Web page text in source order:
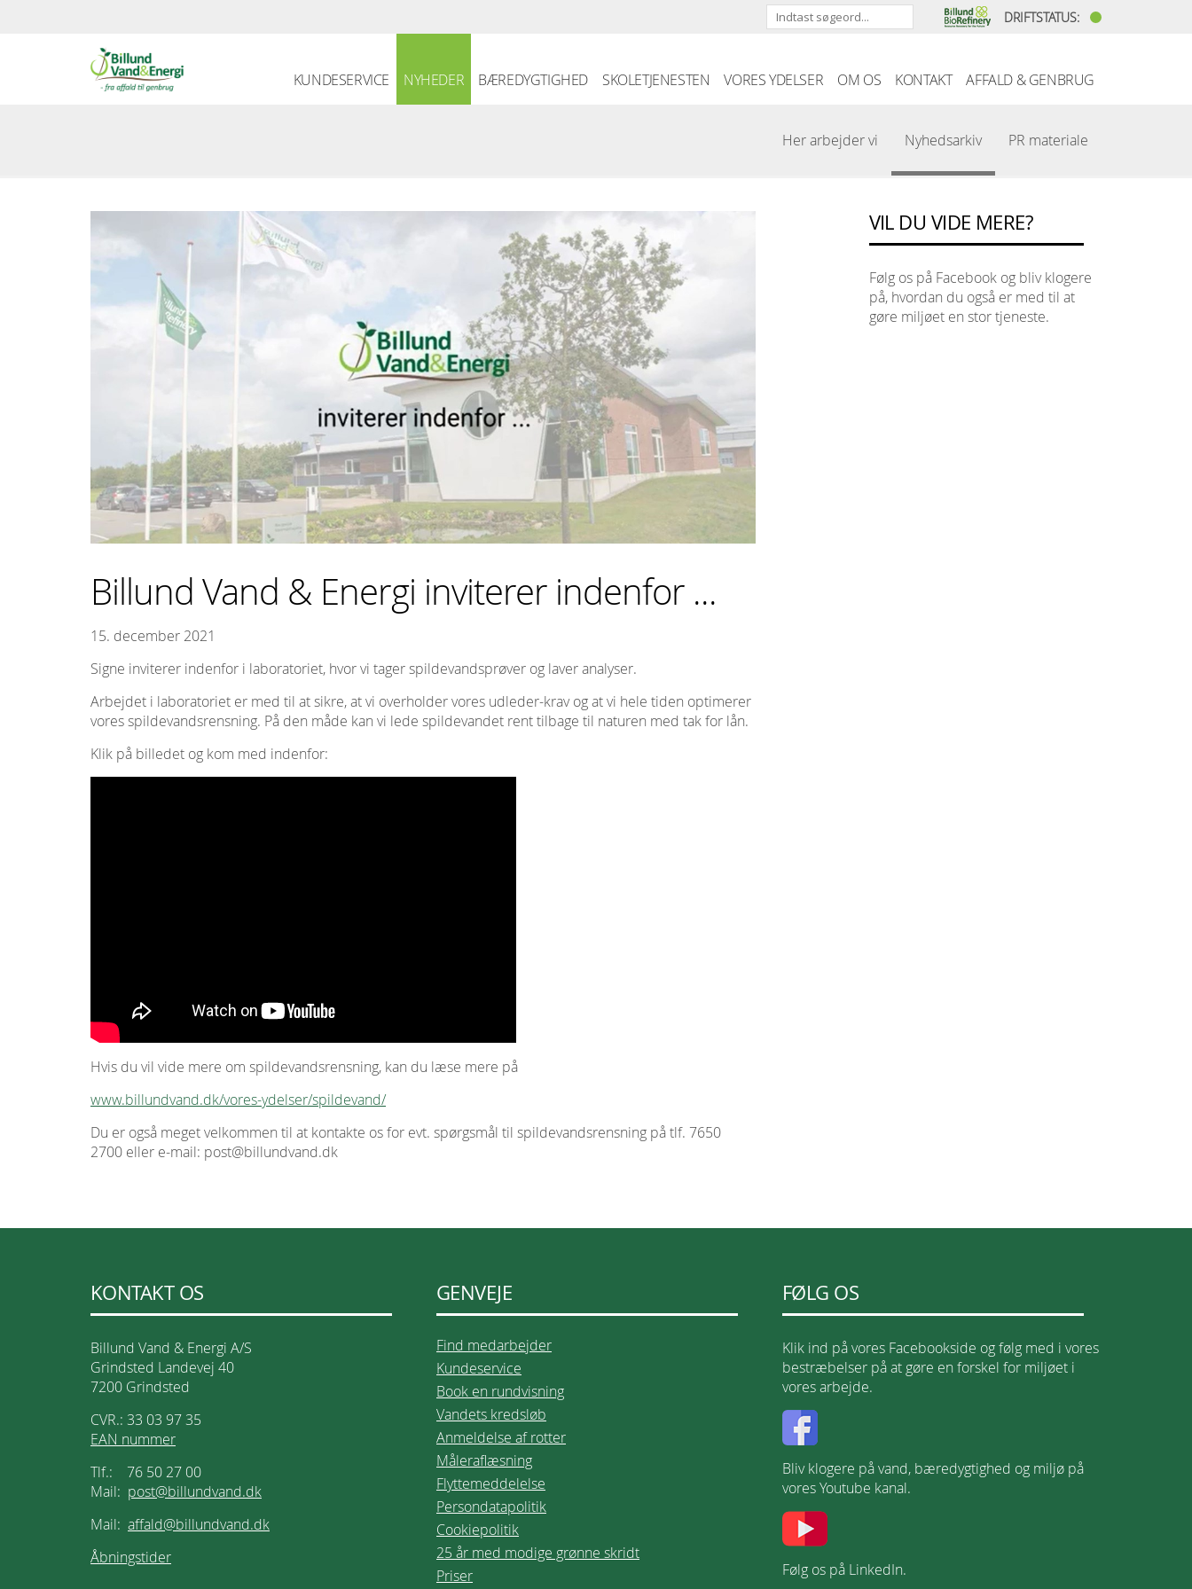
DRIFTSTATUS:
KUNDESERVICE NYHEDER BÆREDYGTIGHED SKOLETJENESTEN VORES YDELSER OM OS KONTAKT AFFALD & GENBRUG
Her arbejder vi Nyhedsarkiv PR materiale
Billund Vand & Energi inviterer indenfor ...
15. december 2021
Signe inviterer indenfor i laboratoriet, hvor vi tager spildevandsprøver og laver analyser.
Arbejdet i laboratoriet er med til at sikre, at vi overholder vores udleder-krav og at vi hele tiden optimerer
vores spildevandsrensning. På den måde kan vi lede spildevandet rent tilbage til naturen med tak for lån.
Klik på billedet og kom med indenfor:
Hvis du vil vide mere om spildevandsrensning, kan du læse mere på
www.billundvand.dk/vores-ydelser/spildevand/
Du er også meget velkommen til at kontakte os for evt. spørgsmål til spildevandsrensning på tlf. 7650
2700 eller e-mail: post@billundvand.dk
VIL DU VIDE MERE?
Følg os på Facebook og bliv klogere
på, hvordan du også er med til at
gøre miljøet en stor tjeneste.
KONTAKT OS
Billund Vand & Energi A/S
Grindsted Landevej 40
7200 Grindsted
CVR.: 33 03 97 35
EAN nummer
Tlf.: 76 50 27 00
Mail: post@billundvand.dk
Mail: affald@billundvand.dk
Åbningstider
GENVEJE
Find medarbejder
Kundeservice
Book en rundvisning
Vandets kredsløb
Anmeldelse af rotter
Måleraflæsning
Flyttemeddelelse
Persondatapolitik
Cookiepolitik
25 år med modige grønne skridt
Priser
FØLG OS
Klik ind på vores Facebookside og følg med i vores
bestræbelser på at gøre en forskel for miljøet i
vores arbejde.
Bliv klogere på vand, bæredygtighed og miljø på
vores Youtube kanal.
Følg os på LinkedIn.